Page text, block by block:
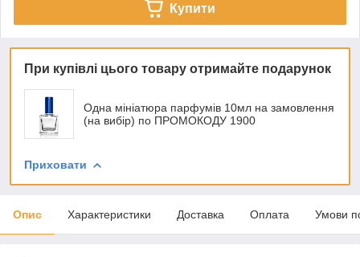
Купити
При купівлі цього товару отримайте подарунок
Одна мініатюра парфумів 10мл на замовлення
(на вибір) по ПРОМОКОДУ 1900
Приховати
Опис Характеристики Доставка Оплата Умови